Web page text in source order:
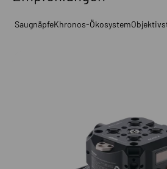
SaugnäpfeKhronos-Ökosystem